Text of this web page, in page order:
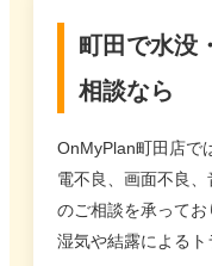
町田で水没
相談なら
OnMyPlan町田店で
電不良、画面不良
のご相談を承ってお
湿気や結露によるト